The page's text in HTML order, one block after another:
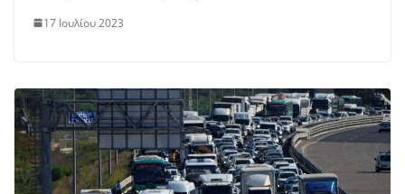
17 Ιουλίου 2023